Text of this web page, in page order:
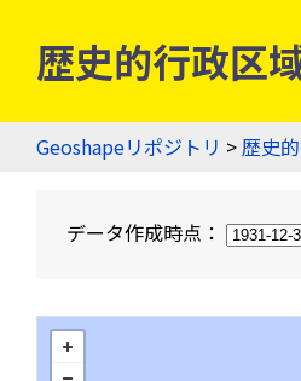
歴史的行政区
Geoshapeリポジトリ >歴史
データ作成時点：